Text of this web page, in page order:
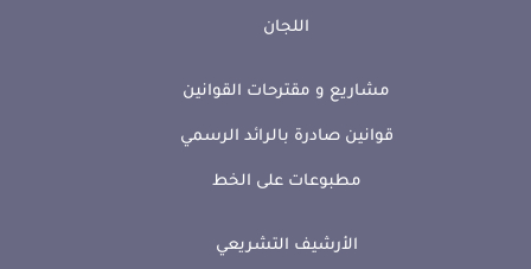
اللجان
مشاريع و مقترحات القوانين
قوانين صادرة بالرائد الرسمي
مطبوعات على الخط
الأرشيف التشريعي